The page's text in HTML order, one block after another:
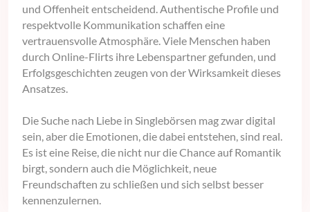
und Offenheit entscheidend. Authentische Profile und
respektvolle Kommunikation schaffen eine
vertrauensvolle Atmosphäre. Viele Menschen haben
durch Online-Flirts ihre Lebenspartner gefunden, und
Erfolgsgeschichten zeugen von der Wirksamkeit dieses
Ansatzes.
Die Suche nach Liebe in Singlebörsen mag zwar digital
sein, aber die Emotionen, die dabei entstehen, sind real.
Es ist eine Reise, die nicht nur die Chance auf Romantik
birgt, sondern auch die Möglichkeit, neue
Freundschaften zu schließen und sich selbst besser
kennenzulernen.